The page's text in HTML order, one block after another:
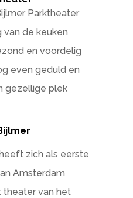
Parktheater
van de keuken
en voordelig
even geduld en
gezellige plek
zich als eerste
Amsterdam
van het